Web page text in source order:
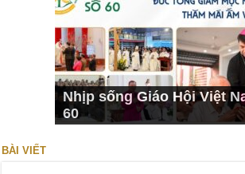
Nhịp sống Giáo Hội Việt
60
BÀI VIẾT